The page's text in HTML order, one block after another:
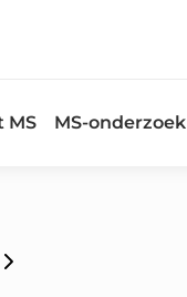
MS MS-onderzoek